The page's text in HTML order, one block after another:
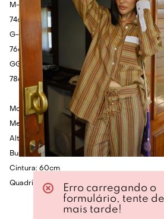
M- Ombro: 38cm - Busto: 106cm -
74cm.
G- Ombro: 40cm - Busto: 110cm - Cintura:
76cm.
GG- Ombro: 42cm - Busto: 114cm -
78cm.
Modelo veste P.
Medidas da Modelo:
Altura: 1.75cm
Busto: 80cm
Cintura: 60cm
Quadril: 86cm
Erro carregando o
formulário, tente
mais tarde!